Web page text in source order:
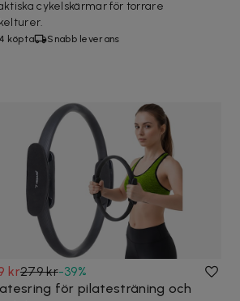
cykelskärmar för torrare
4 köpta Snabb leverans
kr279 kr-39%
för pilatesträning och